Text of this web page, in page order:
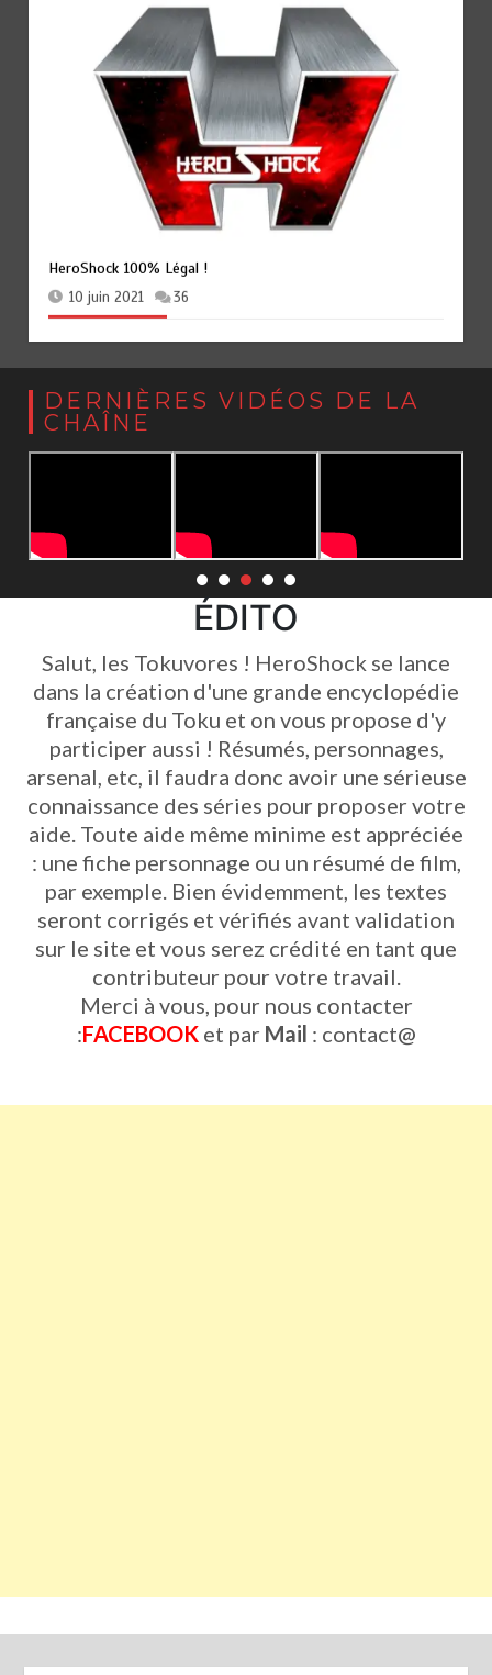
Street Knights : Le Sentai de Godhood Comics
8 décembre 2025
DERNIÈRES VIDÉOS DE LA
CHAÎNE
ÉDITO
Salut, les Tokuvores ! HeroShock se lance
dans la création d'une grande encyclopédie
française du Toku et on vous propose d'y
participer aussi ! Résumés, personnages,
arsenal, etc, il faudra donc avoir une sérieuse
connaissance des séries pour proposer votre
aide. Toute aide même minime est appréciée
: une fiche personnage ou un résumé de film,
par exemple. Bien évidemment, les textes
seront corrigés et vérifiés avant validation
sur le site et vous serez crédité en tant que
contributeur pour votre travail.
Merci à vous, pour nous contacter
:FACEBOOKet par Mail : contact@